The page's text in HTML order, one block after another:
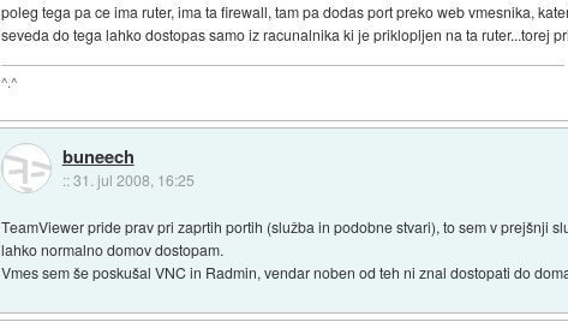
poleg tega pa ce ima ruter, ima ta firewall, tam pa dodas port preko web vmesnika,
seveda do tega lahko dostopas samo iz racunalnika ki je priklopljen na ta ruter...torej
^.^
buneech
::31. jul 2008, 16:25
TeamViewer pride prav pri zaprtih portih (služba in podobne stvari), to sem v prejšnji
lahko normalno domov dostopam.
Vmes sem še poskušal VNC in Radmin, vendar noben od teh ni znal dostopati do